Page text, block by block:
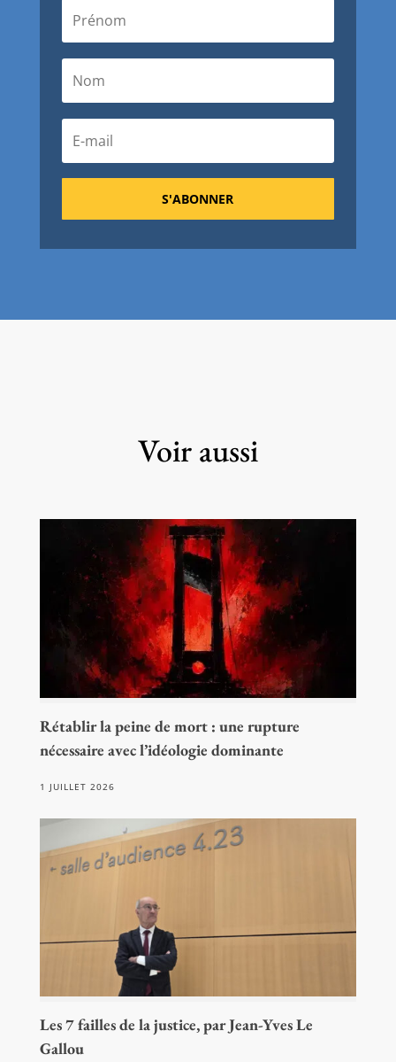
S'ABONNER
Voir aussi
Rétablir la peine de mort : une rupture
nécessaire avec l’idéologie dominante
1 JUILLET 2026
Les 7 failles de la justice, par Jean-Yves Le
Gallou